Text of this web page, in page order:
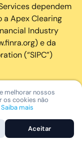
dependem
a Apex Clearing
Industry
e da
(“SIPC”)
de clientes de
para
www.sipc.org. O
e não
melhorar nossos
os cookies não
Saiba mais
Aceitar